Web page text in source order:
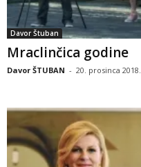
Davor Štuban
Mraclinčica godine
Davor ŠTUBAN - 20. prosinca 2018.